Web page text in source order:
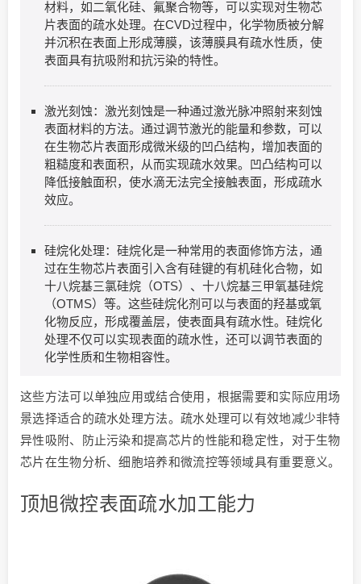
材料，如二氧化硅、氟聚合物等，可以实现对生物芯
片表面的疏水处理。在CVD过程中，化学物质被分解
并沉积在表面上形成薄膜，该薄膜具有疏水性质，使
表面具有抗吸附和抗污染的特性。
激光刻蚀：激光刻蚀是一种通过激光脉冲照射来刻蚀
表面材料的方法。通过调节激光的能量和参数，可以
在生物芯片表面形成微米级的凹凸结构，增加表面的
粗糙度和表面积，从而实现疏水效果。凹凸结构可以
降低接触面积，使水滴无法完全接触表面，形成疏水
效应。
硅烷化处理：硅烷化是一种常用的表面修饰方法，通
过在生物芯片表面引入含有硅键的有机硅化合物，如
十八烷基三氯硅烷（OTS）、十八烷基三甲氧基硅烷
（OTMS）等。这些硅烷化剂可以与表面的羟基或氧
化物反应，形成覆盖层，使表面具有疏水性。硅烷化
处理不仅可以实现表面的疏水性，还可以调节表面的
化学性质和生物相容性。
这些方法可以单独应用或结合使用，根据需要和实际应用场
景选择适合的疏水处理方法。疏水处理可以有效地减少非特
异性吸附、防止污染和提高芯片的性能和稳定性，对于生物
芯片在生物分析、细胞培养和微流控等领域具有重要意义。
顶旭微控表面疏水加工能力